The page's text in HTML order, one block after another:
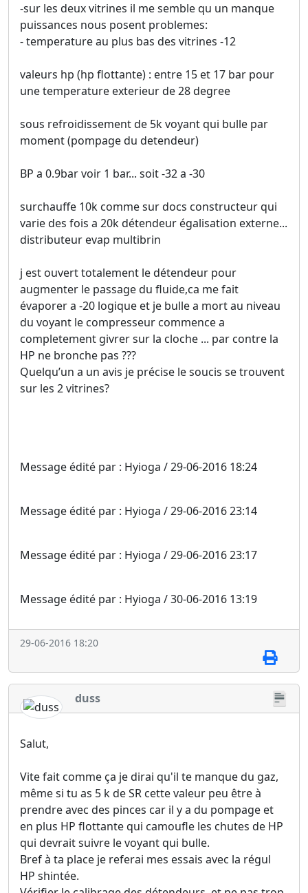
-sur les deux vitrines il me semble qu un manque
puissances nous posent problemes:
- temperature au plus bas des vitrines -12
valeurs hp (hp flottante) : entre 15 et 17 bar pour
une temperature exterieur de 28 degree
sous refroidissement de 5k voyant qui bulle par
moment (pompage du detendeur)
BP a 0.9bar voir 1 bar... soit -32 a -30
surchauffe 10k comme sur docs constructeur qui
varie des fois a 20k détendeur égalisation externe...
distributeur evap multibrin
j est ouvert totalement le détendeur pour
augmenter le passage du fluide,ca me fait
évaporer a -20 logique et je bulle a mort au niveau
du voyant le compresseur commence a
completement givrer sur la cloche ... par contre la
HP ne bronche pas ???
Quelqu’un a un avis je précise le soucis se trouvent
sur les 2 vitrines?
Message édité par : Hyioga / 29-06-2016 18:24
Message édité par : Hyioga / 29-06-2016 23:14
Message édité par : Hyioga / 29-06-2016 23:17
Message édité par : Hyioga / 30-06-2016 13:19
29-06-2016 18:20
duss
Salut,
Vite fait comme ça je dirai qu'il te manque du gaz,
même si tu as 5 k de SR cette valeur peu être à
prendre avec des pinces car il y a du pompage et
en plus HP flottante qui camoufle les chutes de HP
qui devrait suivre le voyant qui bulle.
Bref à ta place je referai mes essais avec la régul
HP shintée.